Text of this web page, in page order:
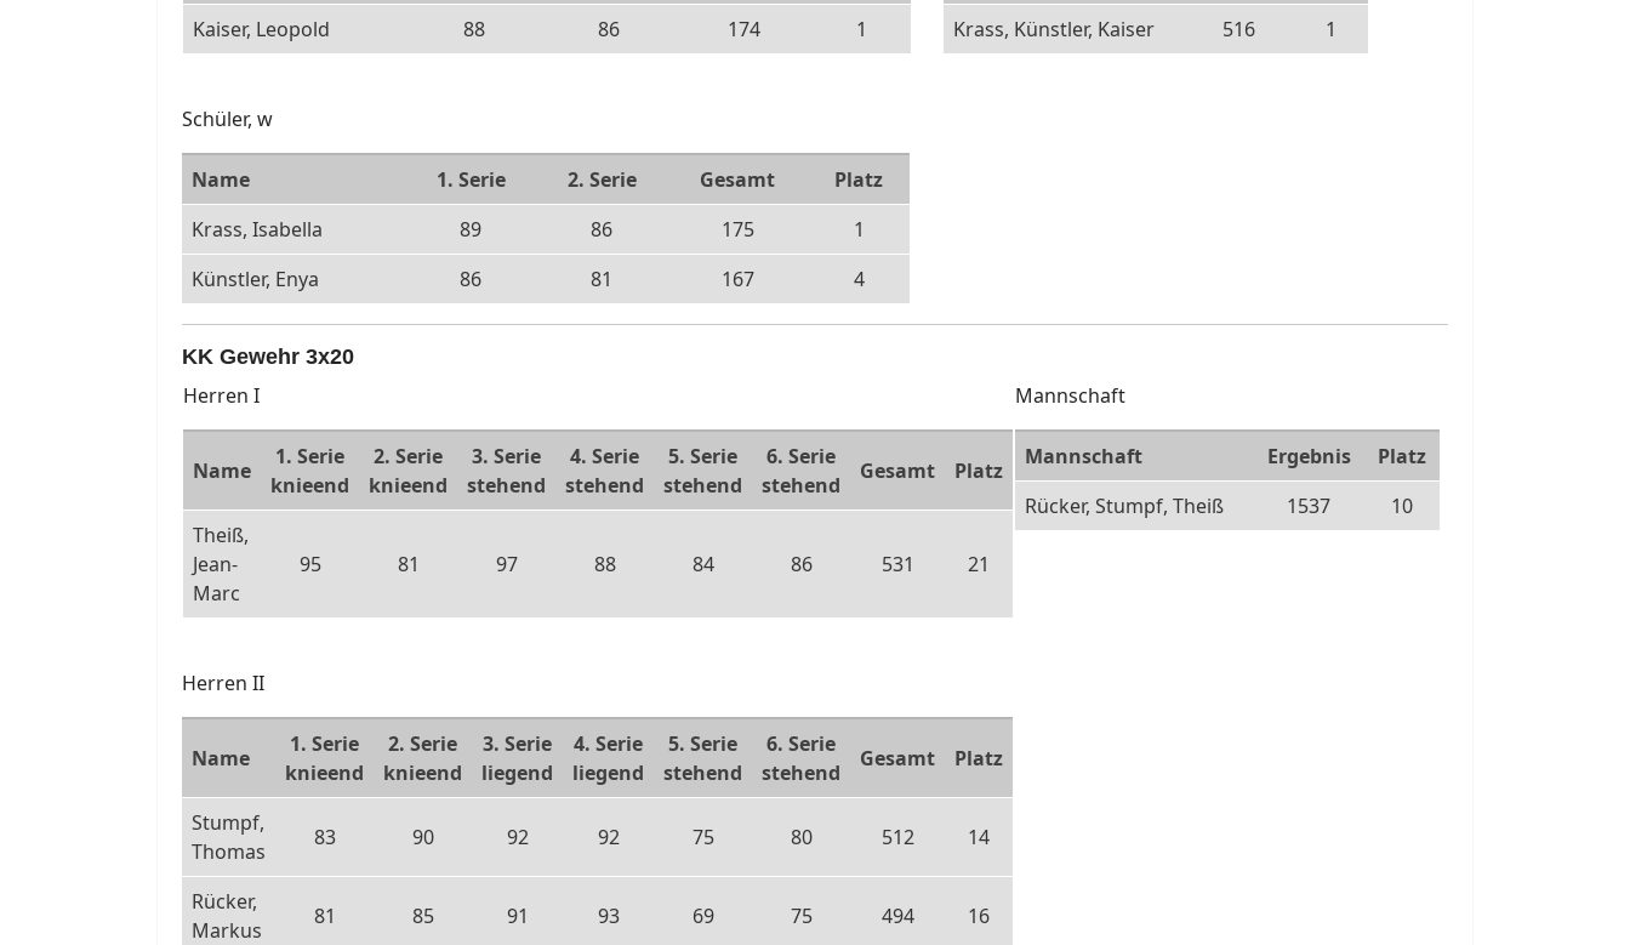
Kaiser, Leopold
88 86 174 1
Krass, Künstler, Kaiser
516 1
Schüler, w
Name 1. Serie 2. Serie Gesamt
Platz
Krass, Isabella
89 86 175
1
Künstler, Enya
86 81 167 4
KK Gewehr 3x20
Herren I
Name
1. Serie
knieend
2. Serie
knieend
3. Serie
stehend
4. Serie
stehend
5. Serie
stehend
6. Serie
stehend
Gesamt Platz
Theiß,
Jean-
Marc
95 81 97 88 84 86 531 21
Mannschaft
Mannschaft Ergebnis
Platz
Rücker, Stumpf, Theiß
1537 10
Herren II
Name
1. Serie
knieend
2. Serie
knieend
3. Serie
liegend
4. Serie
liegend
5. Serie
stehend
6. Serie
stehend
Gesamt Platz
Stumpf,
Thomas
83 90 92 92 75 80 512 14
Rücker,
Markus
81 85 91 93 69 75 494 16